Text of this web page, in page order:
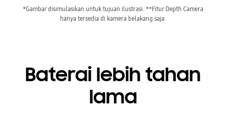
*Gambar disimulasikan untuk tujuan ilustrasi. **Fitur Depth Camera
hanya tersedia di kamera belakang saja.
Baterai lebih tahan
lama